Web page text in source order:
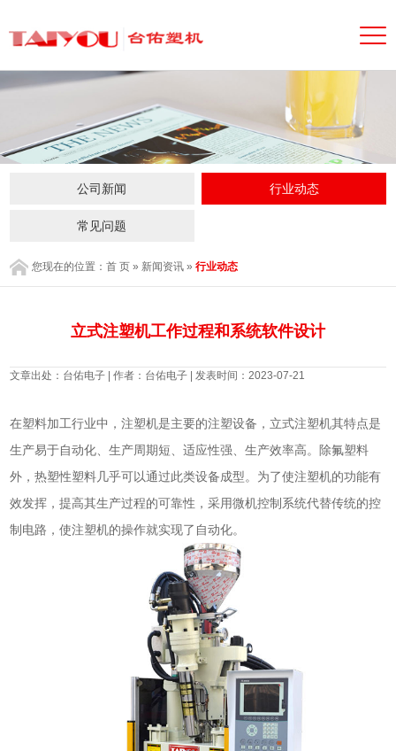
公司新闻 行业动态
常见问题
您现在的位置：首 页 » 新闻资讯 »行业动态
立式注塑机工作过程和系统软件设计
文章出处：台佑电子 | 作者：台佑电子 | 发表时间：2023-07-21
在塑料加工行业中，注塑机是主要的注塑设备，立式注塑机其特点是
生产易于自动化、生产周期短、适应性强、生产效率高。除氟塑料
外，热塑性塑料几乎可以通过此类设备成型。为了使注塑机的功能有
效发挥，提高其生产过程的可靠性，采用微机控制系统代替传统的控
制电路，使注塑机的操作就实现了自动化。